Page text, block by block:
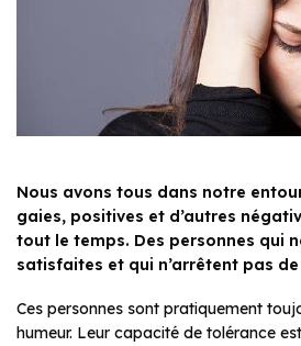
Nous avons tous dans notre
gaies, positives et d’autres
tout le temps. Des personnes qui
satisfaites et qui n’arrêtent pas de
Ces personnes sont pratiquement
humeur. Leur capacité de tolérance